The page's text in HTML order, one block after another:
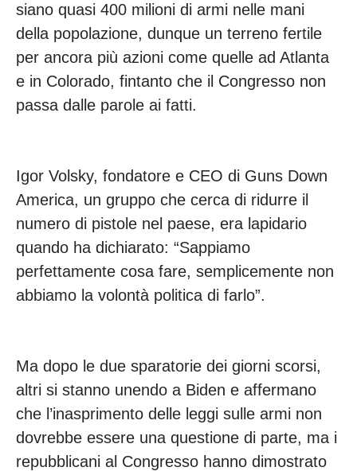
siano quasi 400 milioni di armi nelle mani
della popolazione, dunque un terreno fertile
per ancora più azioni come quelle ad Atlanta
e in Colorado, fintanto che il Congresso non
passa dalle parole ai fatti.
Igor Volsky, fondatore e CEO di Guns Down
America, un gruppo che cerca di ridurre il
numero di pistole nel paese, era lapidario
quando ha dichiarato: “Sappiamo
perfettamente cosa fare, semplicemente non
abbiamo la volontà politica di farlo”.
Ma dopo le due sparatorie dei giorni scorsi,
altri si stanno unendo a Biden e affermano
che l’inasprimento delle leggi sulle armi non
dovrebbe essere una questione di parte, ma i
repubblicani al Congresso hanno dimostrato